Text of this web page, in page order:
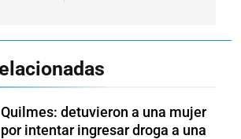
Quilmes: detuvieron a una mujer
por intentar ingresar droga a una